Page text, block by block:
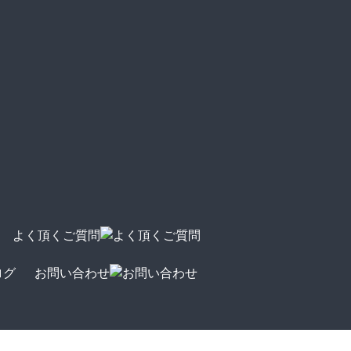
よく頂くご質問
グ お問い合わせ